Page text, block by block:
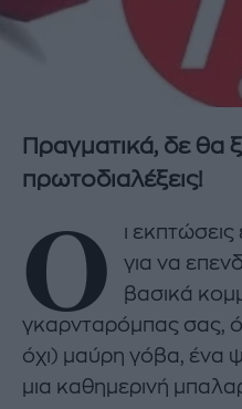
Πραγματικά, δε θα
πρωτοδιαλέξεις!
Ο
ι εκπτώσεις
για να
βασικά
γκαρνταρόμπας σας,
όχι) μαύρη γόβα, ένα
μια καθημερινή